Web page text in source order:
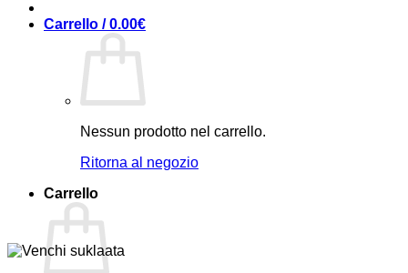
Carrello /0.00€
Nessun prodotto nel carrello.
Ritorna al negozio
Carrello